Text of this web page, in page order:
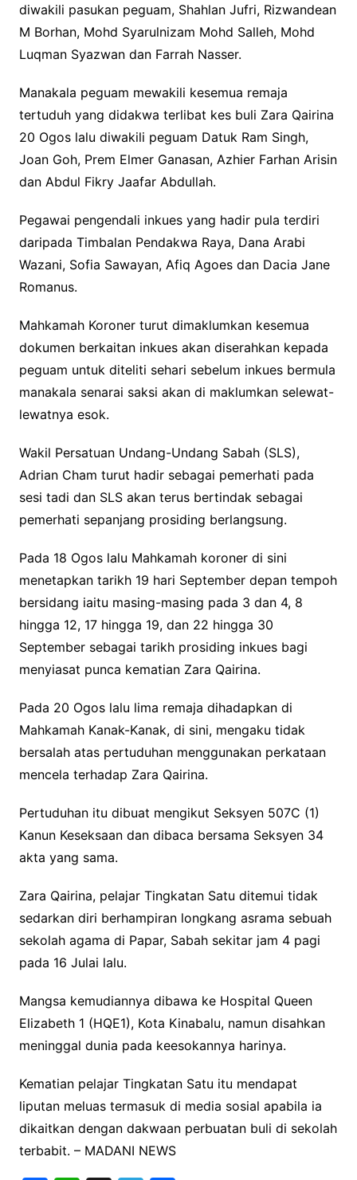
diwakili pasukan peguam, Shahlan Jufri, Rizwandean
M Borhan, Mohd Syarulnizam Mohd Salleh, Mohd
Luqman Syazwan dan Farrah Nasser.
Manakala peguam mewakili kesemua remaja
tertuduh yang didakwa terlibat kes buli Zara Qairina
20 Ogos lalu diwakili peguam Datuk Ram Singh,
Joan Goh, Prem Elmer Ganasan, Azhier Farhan Arisin
dan Abdul Fikry Jaafar Abdullah.
Pegawai pengendali inkues yang hadir pula terdiri
daripada Timbalan Pendakwa Raya, Dana Arabi
Wazani, Sofia Sawayan, Afiq Agoes dan Dacia Jane
Romanus.
Mahkamah Koroner turut dimaklumkan kesemua
dokumen berkaitan inkues akan diserahkan kepada
peguam untuk diteliti sehari sebelum inkues bermula
manakala senarai saksi akan di maklumkan selewat-
lewatnya esok.
Wakil Persatuan Undang-Undang Sabah (SLS),
Adrian Cham turut hadir sebagai pemerhati pada
sesi tadi dan SLS akan terus bertindak sebagai
pemerhati sepanjang prosiding berlangsung.
Pada 18 Ogos lalu Mahkamah koroner di sini
menetapkan tarikh 19 hari September depan tempoh
bersidang iaitu masing-masing pada 3 dan 4, 8
hingga 12, 17 hingga 19, dan 22 hingga 30
September sebagai tarikh prosiding inkues bagi
menyiasat punca kematian Zara Qairina.
Pada 20 Ogos lalu lima remaja dihadapkan di
Mahkamah Kanak-Kanak, di sini, mengaku tidak
bersalah atas pertuduhan menggunakan perkataan
mencela terhadap Zara Qairina.
Pertuduhan itu dibuat mengikut Seksyen 507C (1)
Kanun Keseksaan dan dibaca bersama Seksyen 34
akta yang sama.
Zara Qairina, pelajar Tingkatan Satu ditemui tidak
sedarkan diri berhampiran longkang asrama sebuah
sekolah agama di Papar, Sabah sekitar jam 4 pagi
pada 16 Julai lalu.
Mangsa kemudiannya dibawa ke Hospital Queen
Elizabeth 1 (HQE1), Kota Kinabalu, namun disahkan
meninggal dunia pada keesokannya harinya.
Kematian pelajar Tingkatan Satu itu mendapat
liputan meluas termasuk di media sosial apabila ia
dikaitkan dengan dakwaan perbuatan buli di sekolah
terbabit. – MADANI NEWS